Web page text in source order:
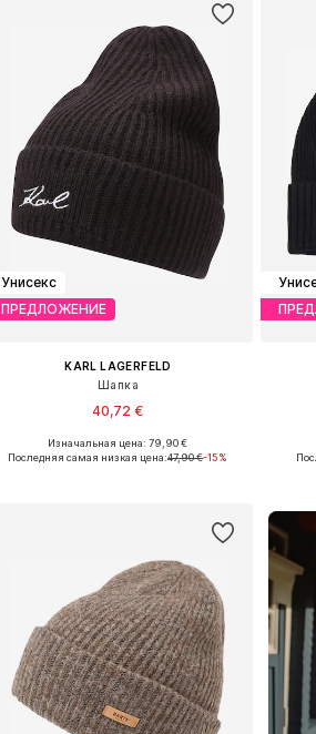
Унисекс
ПРЕДЛОЖЕНИЕ
KARL LAGERFELD
Шапка
40,72 €
Доступные размеры: 55-60
Изначальная цена: 79,90 €
Последняя самая низкая цена:47,90 €-15%